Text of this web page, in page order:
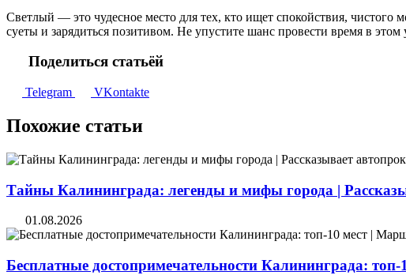
Светлый — это чудесное место для тех, кто ищет спокойствия, чистого
суеты и зарядиться позитивом. Не упустите шанс провести время в
Поделиться статьёй
Telegram VKontakte
Похожие статьи
Тайны Калининграда: легенды и мифы города |
01.08.2026
Бесплатные достопримечательности Калининграда: